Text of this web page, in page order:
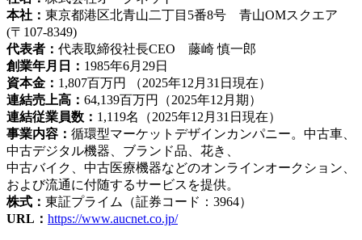
本社： 東京都港区北青山二丁目5番8号 青山OMスクエア
(〒107‐8349)
代表者： 代表取締役社長CEO 藤崎 慎一郎
創業年月日： 1985年6月29日
資本金： 1,807百万円 （2025年12月31日現在）
連結売上高： 64,139百万円（2025年12月期）
連結従業員数： 1,119名（2025年12月31日現在）
事業内容： 循環型マーケットデザインカンパニー。中古車、
中古デジタル機器、ブランド品、花き、
中古バイク、中古医療機器などのオンラインオークション、
および流通に付随するサービスを提供。
株式： 東証プライム（証券コード：3964）
URL： https://www.aucnet.co.jp/